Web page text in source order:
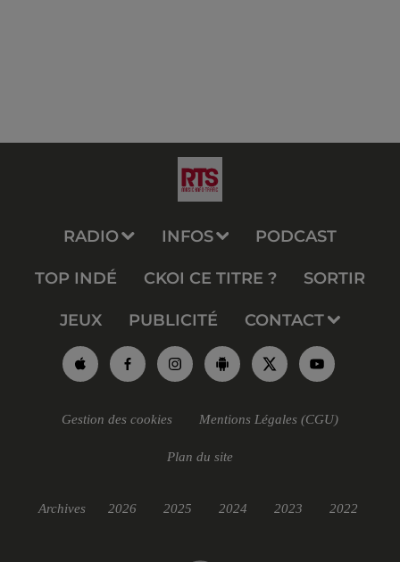
RADIO INFOS PODCAST
TOP INDÉ CKOI CE TITRE ? SORTIR
JEUX PUBLICITÉ CONTACT
Gestion des cookies Mentions Légales (CGU)
Plan du site
Archives 2026 2025 2024 2023 2022